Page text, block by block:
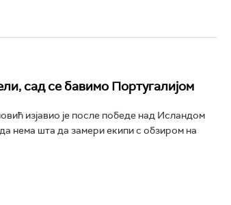
сад се бавимо Португалијом
изјавио је после победе над Исландом
нема шта да замери екипи с обзиром на